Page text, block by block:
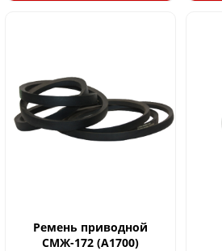
Ремень приводной
СМЖ-172 (А1700)